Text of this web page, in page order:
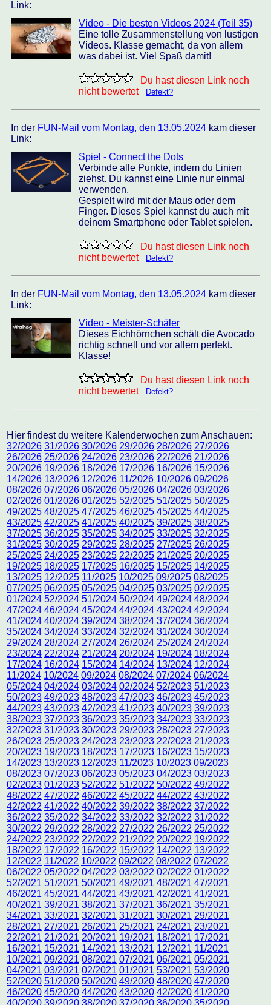
Link:
Video - Die besten Videos 2024 (Teil 35)
Eine tolle Zusammenstellung von lustigen
Videos. Klasse gemacht, da von allem
was dabei ist. Viel Spaß damit!
Du hast diesen Link noch
nicht bewertet
Defekt?
In der FUN-Mail vom Montag, den 13.05.2024 kam dieser
Link:
Spiel - Connect the Dots
Verbinde alle Punkte, indem du Linien
ziehst. Du kannst eine Linie nur einmal
verwenden.
Gespielt wird mit der Maus oder dem
Finger. Dieses Spiel kannst du auch mit
deinem Smartphone oder Tablet spielen.
Du hast diesen Link noch
nicht bewertet
Defekt?
In der FUN-Mail vom Montag, den 13.05.2024 kam dieser
Link:
Video - Meister-Schäler
Dieses Eichhörnchen schält die Avocado
richtig schnell und vor allem perfekt.
Klasse!
Du hast diesen Link noch
nicht bewertet
Defekt?
Hier findest du weitere Kalenderwochen zum Anschauen:
32/2026 31/2026 30/2026 29/2026 28/2026 27/2026
26/2026 25/2026 24/2026 23/2026 22/2026 21/2026
20/2026 19/2026 18/2026 17/2026 16/2026 15/2026
14/2026 13/2026 12/2026 11/2026 10/2026 09/2026
08/2026 07/2026 06/2026 05/2026 04/2026 03/2026
02/2026 01/2026 01/2025 52/2025 51/2025 50/2025
49/2025 48/2025 47/2025 46/2025 45/2025 44/2025
43/2025 42/2025 41/2025 40/2025 39/2025 38/2025
37/2025 36/2025 35/2025 34/2025 33/2025 32/2025
31/2025 30/2025 29/2025 28/2025 27/2025 26/2025
25/2025 24/2025 23/2025 22/2025 21/2025 20/2025
19/2025 18/2025 17/2025 16/2025 15/2025 14/2025
13/2025 12/2025 11/2025 10/2025 09/2025 08/2025
07/2025 06/2025 05/2025 04/2025 03/2025 02/2025
01/2024 52/2024 51/2024 50/2024 49/2024 48/2024
47/2024 46/2024 45/2024 44/2024 43/2024 42/2024
41/2024 40/2024 39/2024 38/2024 37/2024 36/2024
35/2024 34/2024 33/2024 32/2024 31/2024 30/2024
29/2024 28/2024 27/2024 26/2024 25/2024 24/2024
23/2024 22/2024 21/2024 20/2024 19/2024 18/2024
17/2024 16/2024 15/2024 14/2024 13/2024 12/2024
11/2024 10/2024 09/2024 08/2024 07/2024 06/2024
05/2024 04/2024 03/2024 02/2024 52/2023 51/2023
50/2023 49/2023 48/2023 47/2023 46/2023 45/2023
44/2023 43/2023 42/2023 41/2023 40/2023 39/2023
38/2023 37/2023 36/2023 35/2023 34/2023 33/2023
32/2023 31/2023 30/2023 29/2023 28/2023 27/2023
26/2023 25/2023 24/2023 23/2023 22/2023 21/2023
20/2023 19/2023 18/2023 17/2023 16/2023 15/2023
14/2023 13/2023 12/2023 11/2023 10/2023 09/2023
08/2023 07/2023 06/2023 05/2023 04/2023 03/2023
02/2023 01/2023 52/2022 51/2022 50/2022 49/2022
48/2022 47/2022 46/2022 45/2022 44/2022 43/2022
42/2022 41/2022 40/2022 39/2022 38/2022 37/2022
36/2022 35/2022 34/2022 33/2022 32/2022 31/2022
30/2022 29/2022 28/2022 27/2022 26/2022 25/2022
24/2022 23/2022 22/2022 21/2022 20/2022 19/2022
18/2022 17/2022 16/2022 15/2022 14/2022 13/2022
12/2022 11/2022 10/2022 09/2022 08/2022 07/2022
06/2022 05/2022 04/2022 03/2022 02/2022 01/2022
52/2021 51/2021 50/2021 49/2021 48/2021 47/2021
46/2021 45/2021 44/2021 43/2021 42/2021 41/2021
40/2021 39/2021 38/2021 37/2021 36/2021 35/2021
34/2021 33/2021 32/2021 31/2021 30/2021 29/2021
28/2021 27/2021 26/2021 25/2021 24/2021 23/2021
22/2021 21/2021 20/2021 19/2021 18/2021 17/2021
16/2021 15/2021 14/2021 13/2021 12/2021 11/2021
10/2021 09/2021 08/2021 07/2021 06/2021 05/2021
04/2021 03/2021 02/2021 01/2021 53/2021 53/2020
52/2020 51/2020 50/2020 49/2020 48/2020 47/2020
46/2020 45/2020 44/2020 43/2020 42/2020 41/2020
40/2020 39/2020 38/2020 37/2020 36/2020 35/2020